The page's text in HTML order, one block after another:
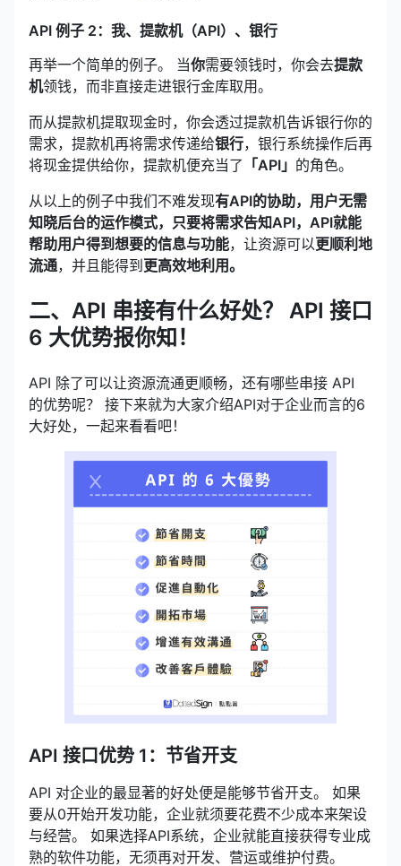
API 例子 2：我、提款机（API）、银行
再举一个简单的例子。 当你需要领钱时，你会去提款
机领钱，而非直接走进银行金库取用。
而从提款机提取现金时，你会透过提款机告诉银行你的
需求，提款机再将需求传递给银行，银行系统操作后再
将现金提供给你，提款机便充当了 「API」 的角色。
从以上的例子中我们不难发现有API的协助，用户无需
知晓后台的运作模式，只要将需求告知API，API就能
帮助用户得到想要的信息与功能，让资源可以更顺利地
流通，并且能得到 更高效地利用。
二、API 串接有什么好处？ API 接口
6 大优势报你知！
API 除了可以让资源流通更顺畅，还有哪些串接 API
的优势呢？ 接下来就为大家介绍API对于企业而言的6
大好处，一起来看看吧！
API 接口优势 1：节省开支
API 对企业的最显著的好处便是能够节省开支。 如果
要从0开始开发功能，企业就须要花费不少成本来架设
与经营。 如果选择API系统，企业就能直接获得专业成
熟的软件功能，无须再对开发、营运或维护付费。